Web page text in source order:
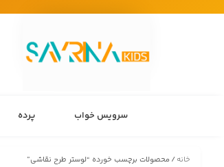
سرویس خواب پرده
خانه/ محصولات برچسب خورده “لوستر طرح نقاشی”